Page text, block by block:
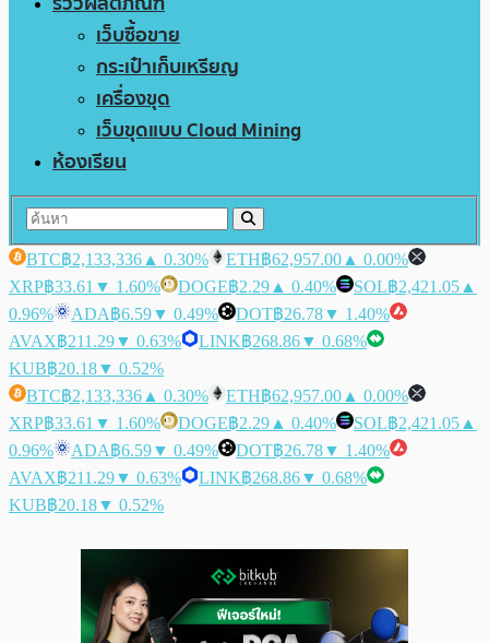
เว็บซื้อขาย
กระเป๋าเก็บเหรียญ
เครื่องขุด
เว็บขุดแบบ Cloud Mining
ห้องเรียน
BTC฿2,133,336 ▲ 0.30% ETH฿62,957.00 ▲ 0.00%
XRP฿33.61 ▼ 1.60% DOGE฿2.29 ▲ 0.40% SOL฿2,421.05 ▲
0.96%
ADA฿6.59▼ 0.49% DOT฿26.78▼ 1.40%
AVAX฿211.29▼ 0.63% LINK฿268.86▼ 0.68%
KUB฿20.18▼ 0.52%
BTC฿2,133,336 ▲ 0.30% ETH฿62,957.00 ▲ 0.00%
XRP฿33.61 ▼ 1.60% DOGE฿2.29 ▲ 0.40% SOL฿2,421.05 ▲
0.96%
ADA฿6.59▼ 0.49% DOT฿26.78▼ 1.40%
AVAX฿211.29▼ 0.63% LINK฿268.86▼ 0.68%
KUB฿20.18▼ 0.52%